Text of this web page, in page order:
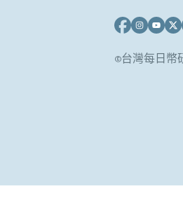
©台灣每日幣